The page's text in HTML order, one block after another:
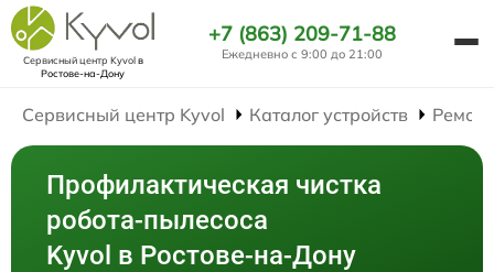
Сервисный центр Kyvolв
Ростове-на-Дону
+7 (863) 209-71-88
Ежедневно с 9:00 до 21:00
Сервисный центр Kyvol Каталог устройств
Профилактическая чистка
робота-пылесоса
Kyvol в Ростове-на-Дону